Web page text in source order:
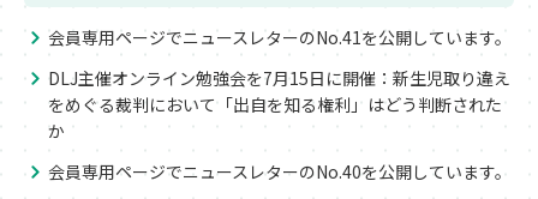
会員専用ページでニュースレターのNo.41を公開しています。
DLJ主催オンライン勉強会を7月15日に開催：新生児取り違え
をめぐる裁判において「出自を知る権利」はどう判断された
か
会員専用ページでニュースレターのNo.40を公開しています。